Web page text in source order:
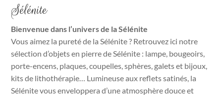
Sélénite
Bienvenue dans l’univers de la Sélénite
Vous aimez la pureté de la Sélénite ? Retrouvez ici notre
sélection d’objets en pierre de Sélénite : lampe, bougeoirs,
porte-encens, plaques, coupelles, sphères, galets et bijoux,
kits de lithothérapie… Lumineuse aux reflets satinés, la
Sélénite vous enveloppera d’une atmosphère douce et